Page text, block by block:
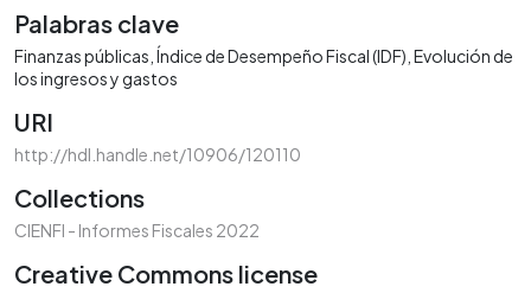
Palabras clave
Finanzas públicas Índice de Desempeño Fiscal (IDF) Evolución de
los ingresos y gastos
URI
http://hdl.handle.net/10906/120110
Collections
CIENFI - Informes Fiscales 2022
Creative Commons license